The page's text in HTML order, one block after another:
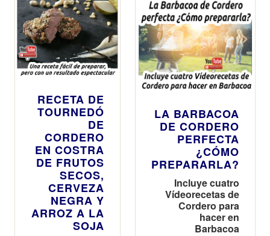
RECETA DE
TOURNEDÓ
DE
CORDERO
EN COSTRA
DE FRUTOS
SECOS,
CERVEZA
NEGRA Y
ARROZ A LA
SOJA
LA BARBACOA
DE CORDERO
PERFECTA
¿CÓMO
PREPARARLA?
Incluye cuatro
Vídeorecetas de
Cordero para
hacer en
Barbacoa